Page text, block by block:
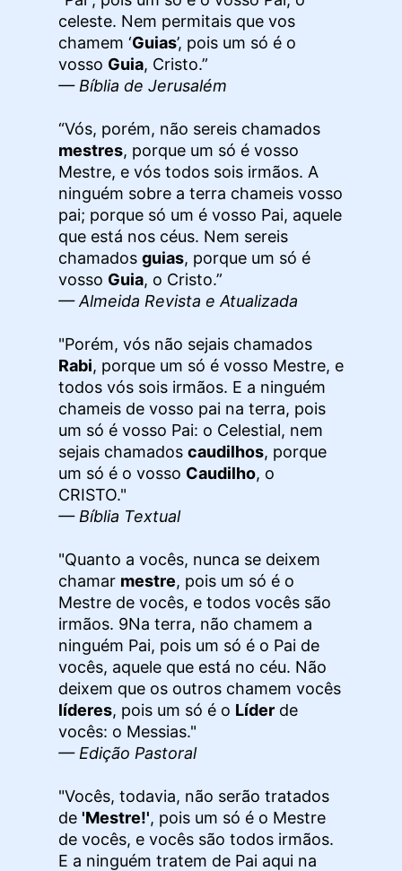
celeste. Nem permitais que vos
chamem ‘Guias’, pois um só é o
vosso Guia, Cristo.”
— Bíblia de Jerusalém
“Vós, porém, não sereis chamados
mestres, porque um só é vosso
Mestre, e vós todos sois irmãos. A
ninguém sobre a terra chameis vosso
pai; porque só um é vosso Pai, aquele
que está nos céus. Nem sereis
chamados guias, porque um só é
vosso Guia, o Cristo.”
— Almeida Revista e Atualizada
"Porém, vós não sejais chamados
Rabi, porque um só é vosso Mestre, e
todos vós sois irmãos. E a ninguém
chameis de vosso pai na terra, pois
um só é vosso Pai: o Celestial, nem
sejais chamados caudilhos, porque
um só é o vosso Caudilho, o
CRISTO."
— Bíblia Textual
"Quanto a vocês, nunca se deixem
chamar mestre, pois um só é o
Mestre de vocês, e todos vocês são
irmãos. 9Na terra, não chamem a
ninguém Pai, pois um só é o Pai de
vocês, aquele que está no céu. Não
deixem que os outros chamem vocês
líderes, pois um só é o Líderde
vocês: o Messias."
— Edição Pastoral
"Vocês, todavia, não serão tratados
de 'Mestre!', pois um só é o Mestre
de vocês, e vocês são todos irmãos.
E a ninguém tratem de Pai aqui na